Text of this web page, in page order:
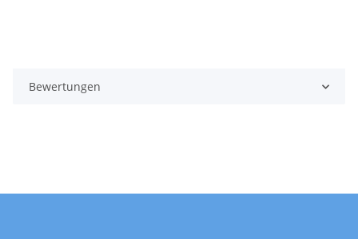
Bewertungen